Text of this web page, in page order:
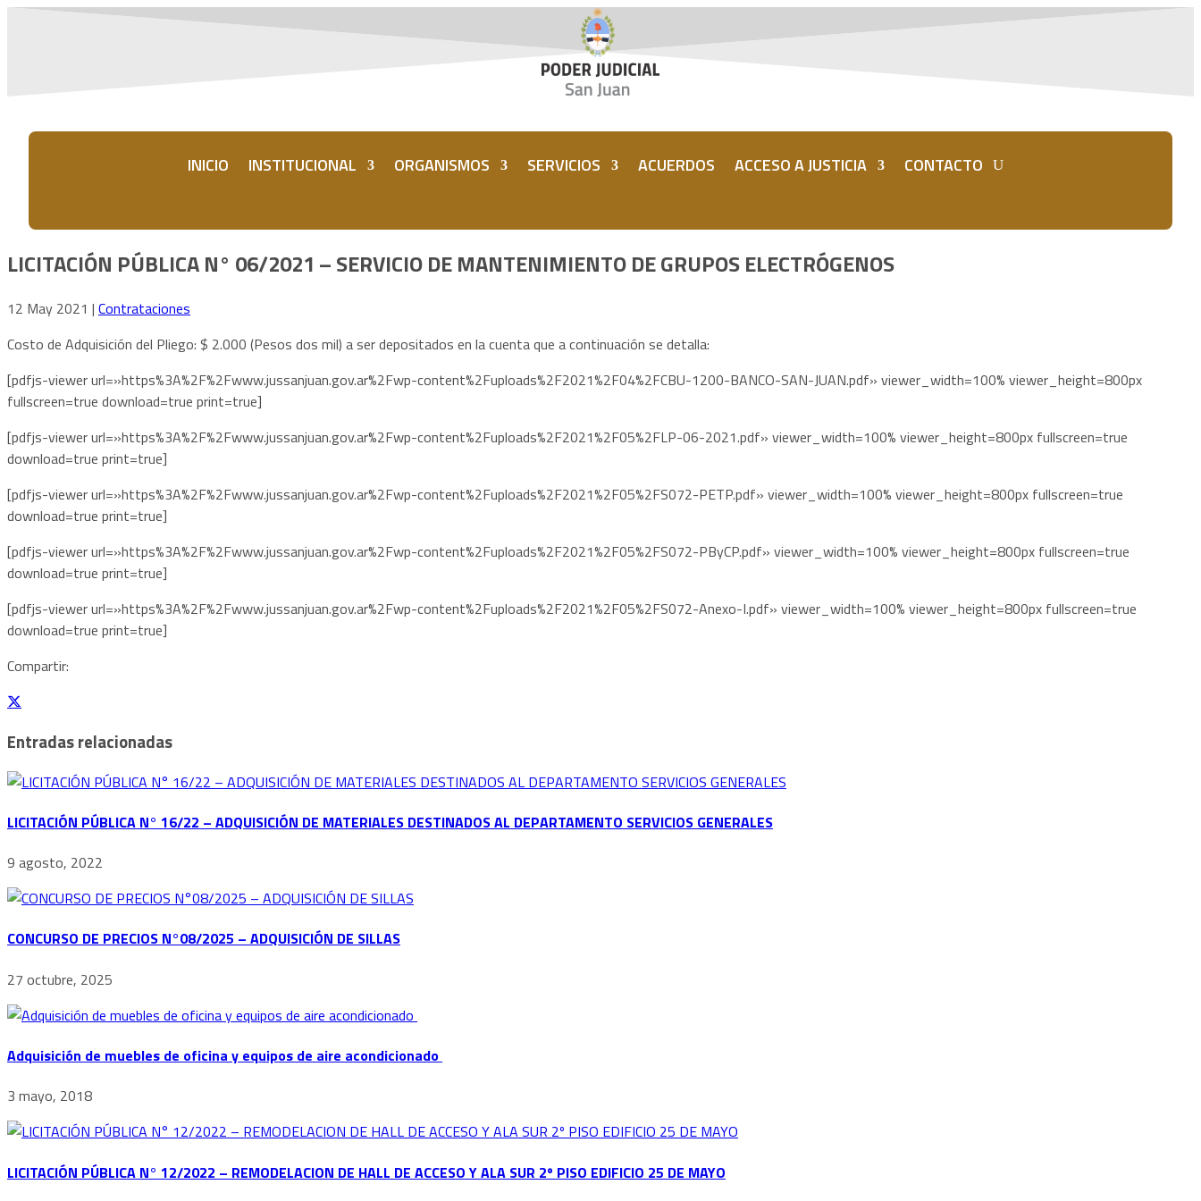
INICIO INSTITUCIONAL ORGANISMOS SERVICIOS ACUERDOS ACCESO A JUSTICIA CONTACTO
LICITACIÓN PÚBLICA N° 06/2021 – SERVICIO DE MANTENIMIENTO DE GRUPOS ELECTRÓGENOS
12 May 2021 | Contrataciones
Costo de Adquisición del Pliego: $ 2.000 (Pesos dos mil) a ser depositados en la cuenta que a continuación se detalla:
[pdfjs-viewer url=»https%3A%2F%2Fwww.jussanjuan.gov.ar%2Fwp-content%2Fuploads%2F2021%2F04%2FCBU-1200-BANCO-SAN-JUAN.pdf» viewer_width=100% viewer_height=800px
fullscreen=true download=true print=true]
[pdfjs-viewer url=»https%3A%2F%2Fwww.jussanjuan.gov.ar%2Fwp-content%2Fuploads%2F2021%2F05%2FLP-06-2021.pdf» viewer_width=100% viewer_height=800px fullscreen=true
download=true print=true]
[pdfjs-viewer url=»https%3A%2F%2Fwww.jussanjuan.gov.ar%2Fwp-content%2Fuploads%2F2021%2F05%2FS072-PETP.pdf» viewer_width=100% viewer_height=800px fullscreen=true
download=true print=true]
[pdfjs-viewer url=»https%3A%2F%2Fwww.jussanjuan.gov.ar%2Fwp-content%2Fuploads%2F2021%2F05%2FS072-PByCP.pdf» viewer_width=100% viewer_height=800px fullscreen=true
download=true print=true]
[pdfjs-viewer url=»https%3A%2F%2Fwww.jussanjuan.gov.ar%2Fwp-content%2Fuploads%2F2021%2F05%2FS072-Anexo-I.pdf» viewer_width=100% viewer_height=800px fullscreen=true
download=true print=true]
Compartir:
Entradas relacionadas
LICITACIÓN PÚBLICA N° 16/22 – ADQUISICIÓN DE MATERIALES DESTINADOS AL DEPARTAMENTO SERVICIOS GENERALES
9 agosto, 2022
CONCURSO DE PRECIOS N°08/2025 – ADQUISICIÓN DE SILLAS
27 octubre, 2025
Adquisición de muebles de oficina y equipos de aire acondicionado
3 mayo, 2018
LICITACIÓN PÚBLICA N° 12/2022 – REMODELACION DE HALL DE ACCESO Y ALA SUR 2º PISO EDIFICIO 25 DE MAYO